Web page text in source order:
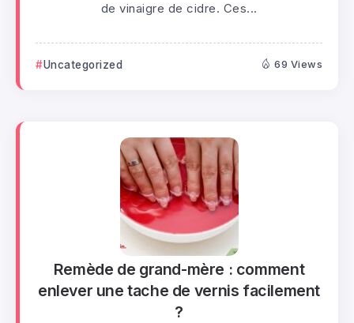
de vinaigre de cidre. Ces...
Uncategorized 69 Views
Remède de grand-mère : comment
enlever une tache de vernis facilement
?